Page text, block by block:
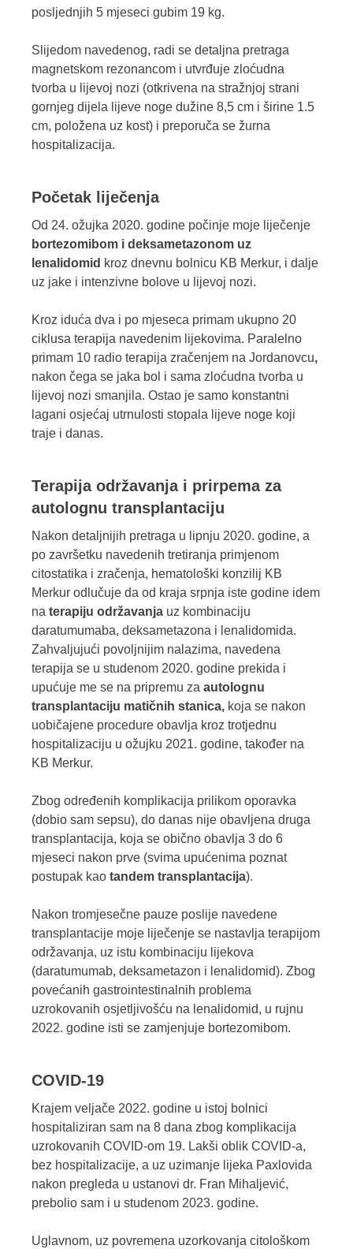
posljednjih 5 mjeseci gubim 19 kg.
Slijedom navedenog, radi se detaljna pretraga
magnetskom rezonancom i utvrđuje zloćudna
tvorba u lijevoj nozi (otkrivena na stražnjoj strani
gornjeg dijela lijeve noge dužine 8,5 cm i širine 1.5
cm, položena uz kost) i preporuča se žurna
hospitalizacija.
Početak liječenja
Od 24. ožujka 2020. godine počinje moje liječenje
bortezomibom i deksametazonom uz
lenalidomid kroz dnevnu bolnicu KB Merkur, i dalje
uz jake i intenzivne bolove u lijevoj nozi.
Kroz iduća dva i po mjeseca primam ukupno 20
ciklusa terapija navedenim lijekovima. Paralelno
primam 10 radio terapija zračenjem na Jordanovcu,
nakon čega se jaka bol i sama zloćudna tvorba u
lijevoj nozi smanjila. Ostao je samo konstantni
lagani osjećaj utrnulosti stopala lijeve noge koji
traje i danas.
Terapija održavanja i prirpema za
autolognu transplantaciju
Nakon detaljnijih pretraga u lipnju 2020. godine, a
po završetku navedenih tretiranja primjenom
citostatika i zračenja, hematološki konzilij KB
Merkur odlučuje da od kraja srpnja iste godine idem
na terapiju održavanja uz kombinaciju
daratumumaba, deksametazona i lenalidomida.
Zahvaljujući povoljnijim nalazima, navedena
terapija se u studenom 2020. godine prekida i
upućuje me se na pripremu za autolognu
transplantaciju matičnih stanica, koja se nakon
uobičajene procedure obavlja kroz trotjednu
hospitalizaciju u ožujku 2021. godine, također na
KB Merkur.
Zbog određenih komplikacija prilikom oporavka
(dobio sam sepsu), do danas nije obavljena druga
transplantacija, koja se obično obavlja 3 do 6
mjeseci nakon prve (svima upućenima poznat
postupak kao tandem transplantacija).
Nakon tromjesečne pauze poslije navedene
transplantacije moje liječenje se nastavlja terapijom
održavanja, uz istu kombinaciju lijekova
(daratumumab, deksametazon i lenalidomid). Zbog
povećanih gastrointestinalnih problema
uzrokovanih osjetljivošću na lenalidomid, u rujnu
2022. godine isti se zamjenjuje bortezomibom.
COVID-19
Krajem veljače 2022. godine u istoj bolnici
hospitaliziran sam na 8 dana zbog komplikacija
uzrokovanih COVID-om 19. Lakši oblik COVID-a,
bez hospitalizacije, a uz uzimanje lijeka Paxlovida
nakon pregleda u ustanovi dr. Fran Mihaljević,
prebolio sam i u studenom 2023. godine.
Uglavnom, uz povremena uzorkovanja citološkom